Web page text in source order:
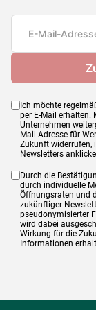
Maße
Ich möchte
per E-Mail erhalten.
Unternehmen
Mail-Adresse für
Zukunft widerrufen,
Newsletters
Durch die
durch individuelle
Öffnungsraten und
zukünftiger
pseudonymisierter
wird dabei
Wirkung für die
Informationen